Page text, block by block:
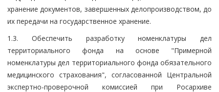
хранение документов, завершенных делопроизводством, до
их передачи на государственное хранение.
1.3. Обеспечить разработку номенклатуры дел
территориального фонда на основе "Примерной
номенклатуры дел территориального фонда обязательного
медицинского страхования", согласованной Центральной
экспертно-проверочной комиссией при Росархиве